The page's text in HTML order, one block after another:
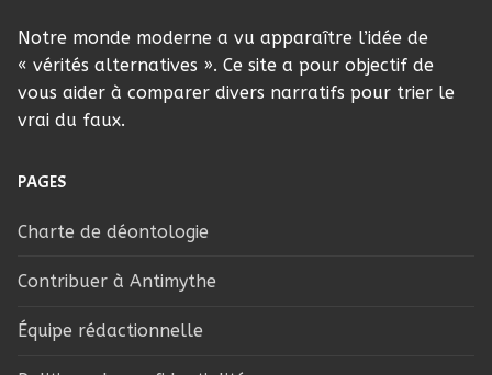
Notre monde moderne a vu apparaître l’idée de
« vérités alternatives ». Ce site a pour objectif de
vous aider à comparer divers narratifs pour trier le
vrai du faux.
PAGES
Charte de déontologie
Contribuer à Antimythe
Équipe rédactionnelle